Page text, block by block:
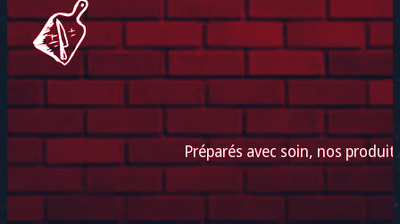
Préparés avec soin, nos